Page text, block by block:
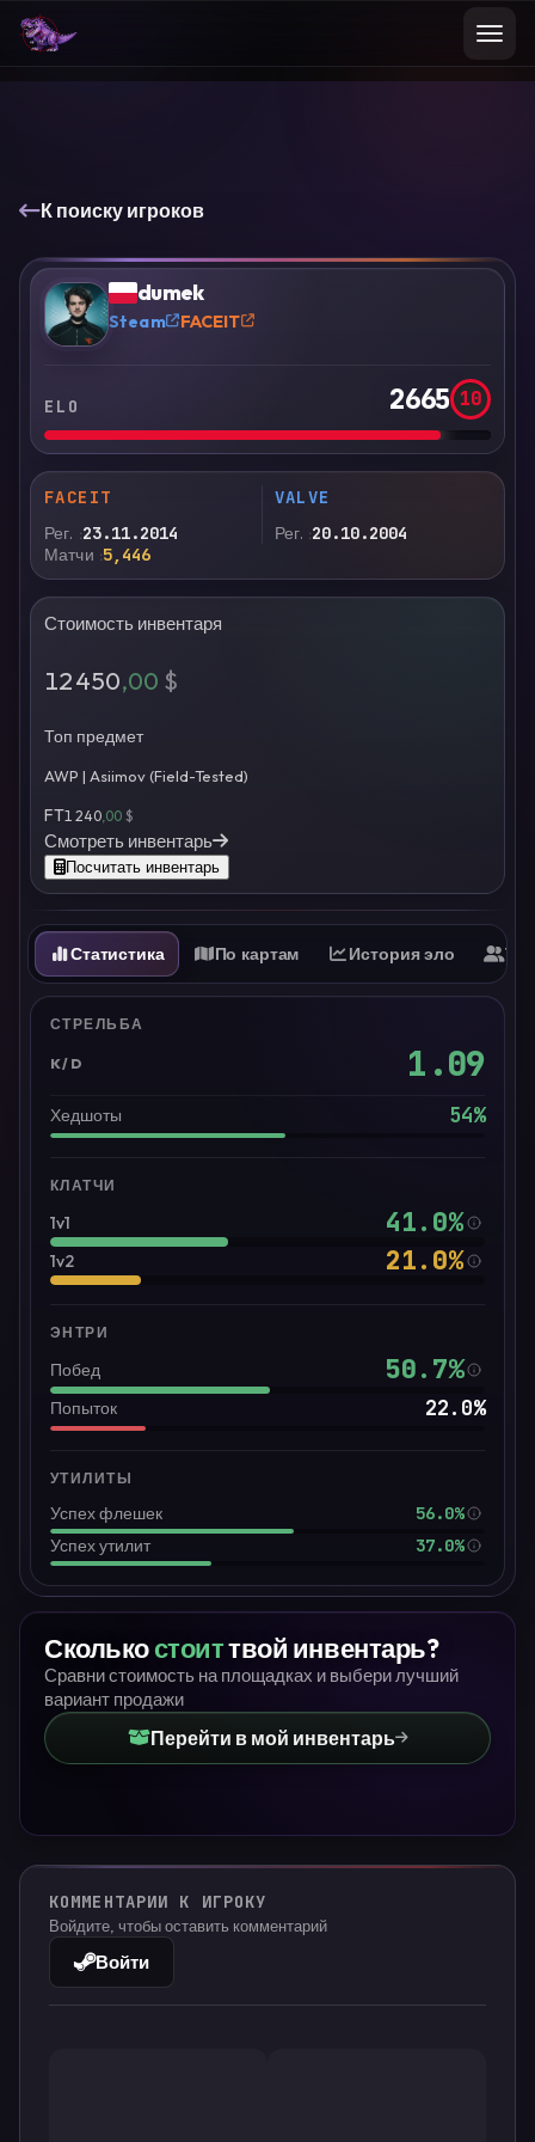
К поиску игроков
? dumek
Steam FACEIT
ELO 2665 10
FACEIT
Рег. 23.11.2014
Матчи 5,446
VALVE
Рег. 20.10.2004
Стоимость инвентаря
12 450,00 $
Топ предмет
AWP | Asiimov (Field-Tested)
FT1 240 ,00 $
Смотреть инвентарь
Посчитать инвентарь
Статистика По картам История эло
СТРЕЛЬБА
K/D 1.09
Хедшоты 54%
КЛАТЧИ
1v1 41.0%
1v2 21.0%
ЭНТРИ
Побед 50.7%
Попыток 22.0%
УТИЛИТЫ
Успех флешек
56.0%
Успех утилит
37.0%
Сколькостоиттвой инвентарь?
Сравни стоимость на площадках и выбери лучший
вариант продажи
Перейти в мой инвентарь
КОММЕНТАРИИ К ИГРОКУ
Войдите, чтобы оставить комментарий
Войти